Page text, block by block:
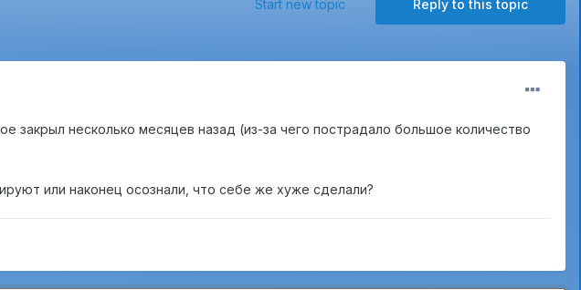
Reply to this topic
Start new topic
закрыл несколько месяцев назад (из-за чего пострадало большое количество
или наконец осознали, что себе же хуже сделали?